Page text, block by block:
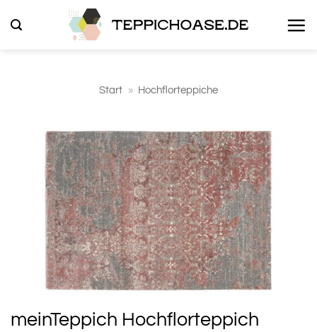
Inhalt
Start » Hochflorteppiche
meinTeppich Hochflorteppich